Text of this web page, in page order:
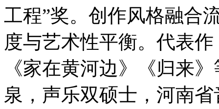
工程”奖。创作风格融合
度与艺术性平衡。代表
《家在黄河边》《归来
泉，声乐双硕士，河南